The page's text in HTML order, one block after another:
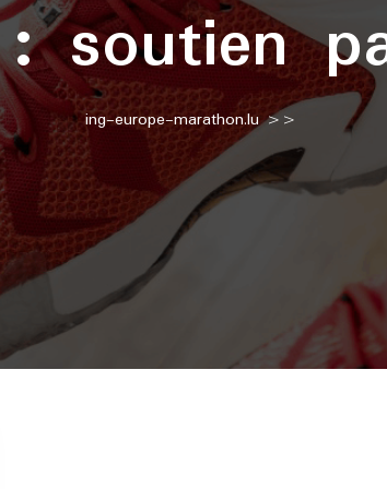
:soutien
ing-europe-marathon.lu>>